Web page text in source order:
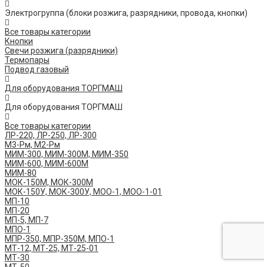
Электрогруппа (блоки розжига, разрядники, провода, кнопки)
Все товары категории
Кнопки
Свечи розжига (разрядники)
Термопары
Подвод газовый
Для оборудования ТОРГМАШ
Для оборудования ТОРГМАШ
Все товары категории
ЛР-220, ЛР-250, ЛР-300
М3-Рм, М2-Рм
МИМ-300, МИМ-300М, МИМ-350
МИМ-600, МИМ-600М
МИМ-80
МОК-150М, МОК-300М
МОК-150У, МОК-300У, МОО-1, МОО-1-01
МП-10
МП-20
МП-5, МП-7
МПО-1
МПР-350, МПР-350М, МПО-1
МТ-12, МТ-25, МТ-25-01
МТ-30